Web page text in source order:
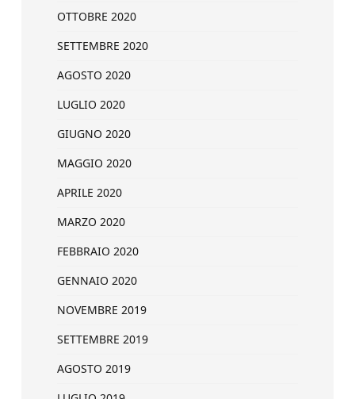
OTTOBRE 2020
SETTEMBRE 2020
AGOSTO 2020
LUGLIO 2020
GIUGNO 2020
MAGGIO 2020
APRILE 2020
MARZO 2020
FEBBRAIO 2020
GENNAIO 2020
NOVEMBRE 2019
SETTEMBRE 2019
AGOSTO 2019